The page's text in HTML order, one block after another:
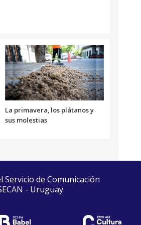
La primavera, los plátanos y
sus molestias
de Comunicación
- Uruguay